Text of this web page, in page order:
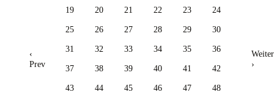
‹
Prev
19 20 21 22 23 24
25 26 27 28 29 30
31 32 33 34 35 36
37 38 39 40 41 42
43 44 45 46 47 48
Weiter
›